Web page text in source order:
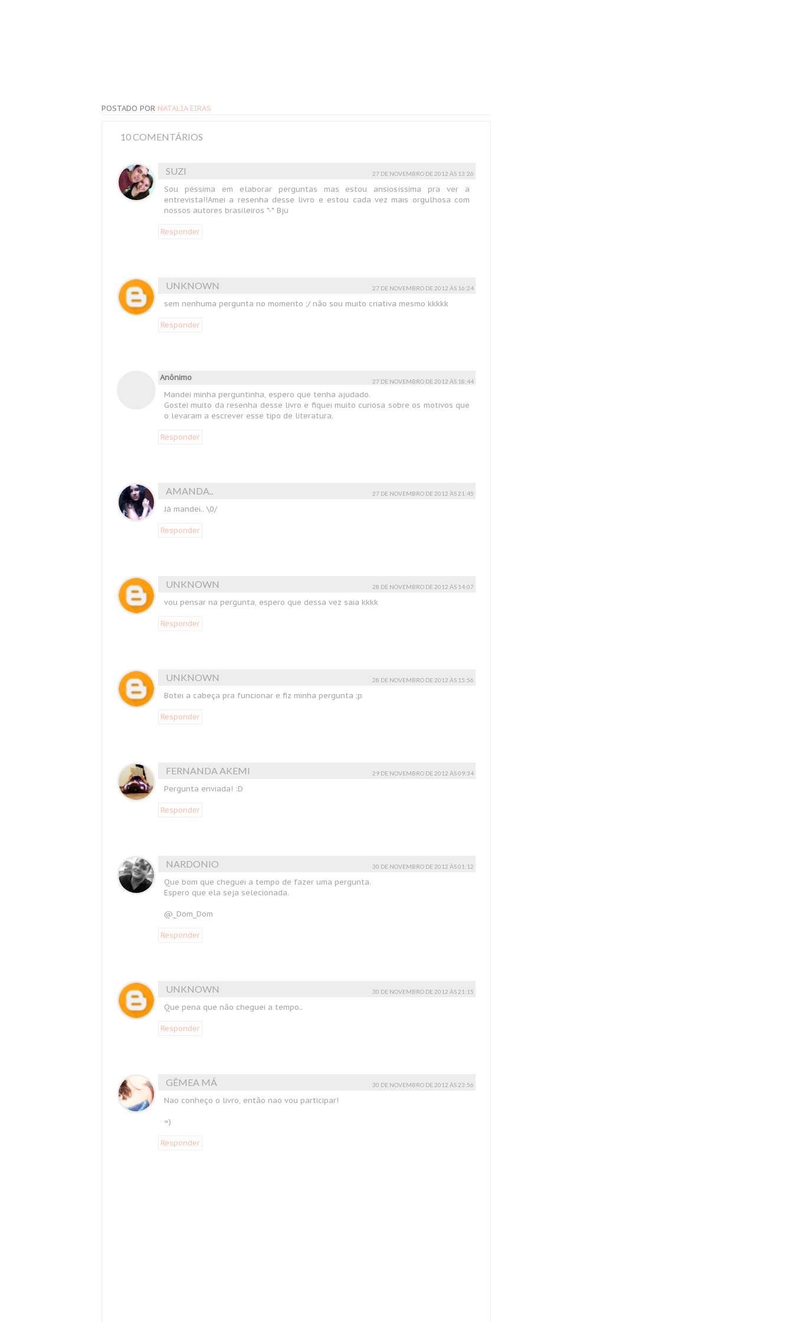
POSTADO POR NATALIA EIRAS
10 COMENTÁRIOS
SUZI 27 DE NOVEMBRO DE 2012 ÀS 13:26
Sou péssima em elaborar perguntas mas estou ansiosíssima pra ver a
entrevista!!Amei a resenha desse livro e estou cada vez mais orgulhosa com
nossos autores brasileiros *-* Bju
Responder
UNKNOWN 27 DE NOVEMBRO DE 2012 ÀS 16:24
sem nenhuma pergunta no momento ;/ não sou muito criativa mesmo kkkkk
Responder
Anônimo 27 DE NOVEMBRO DE 2012 ÀS 18:44
Mandei minha perguntinha, espero que tenha ajudado.
Gostei muito da resenha desse livro e fiquei muito curiosa sobre os motivos que
o levaram a escrever esse tipo de literatura.
Responder
AMANDA.. 27 DE NOVEMBRO DE 2012 ÀS 21:45
Já mandei.. \0/
Responder
UNKNOWN 28 DE NOVEMBRO DE 2012 ÀS 14:07
vou pensar na pergunta, espero que dessa vez saia kkkk
Responder
UNKNOWN 28 DE NOVEMBRO DE 2012 ÀS 15:56
Botei a cabeça pra funcionar e fiz minha pergunta ;p
Responder
FERNANDA AKEMI 29 DE NOVEMBRO DE 2012 ÀS 09:34
Pergunta enviada! :D
Responder
NARDONIO 30 DE NOVEMBRO DE 2012 ÀS 01:12
Que bom que cheguei a tempo de fazer uma pergunta.
Espero que ela seja selecionada.
@_Dom_Dom
Responder
UNKNOWN 30 DE NOVEMBRO DE 2012 ÀS 21:15
Que pena que não cheguei a tempo..
Responder
GÊMEA MÁ 30 DE NOVEMBRO DE 2012 ÀS 23:56
Nao conheço o livro, então nao vou participar!
=)
Responder